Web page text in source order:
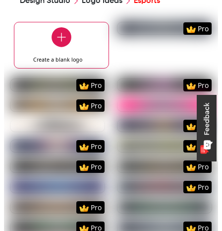
Create a blanklogo
PreviewUse
Pro
PreviewUse Template
Pro
PreviewUse
Pro
PreviewUse Template
Pro
Use
PreviewUse
Pro
PreviewUse Template
Pro
PreviewUse
Pro
PreviewUse Template
Pro
PreviewUse
Pro
Use Template PreviewUse
Pro
PreviewUse Template
Pro
PreviewUse
PreviewUse Template
Pro
PreviewUse
Pro